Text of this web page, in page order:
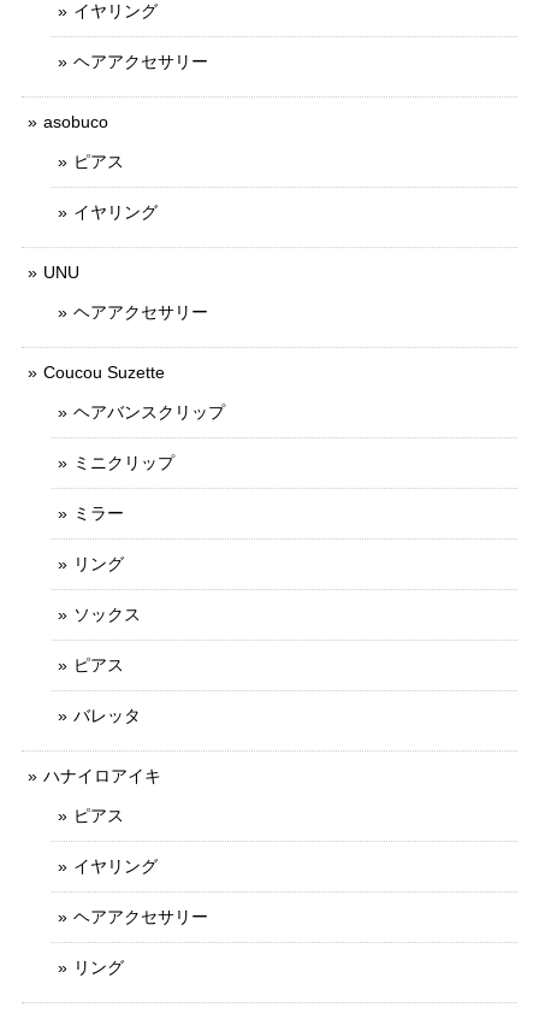
イヤリング
ヘアアクセサリー
asobuco
ピアス
イヤリング
UNU
ヘアアクセサリー
Coucou Suzette
ヘアバンスクリップ
ミニクリップ
ミラー
リング
ソックス
ピアス
バレッタ
ハナイロアイキ
ピアス
イヤリング
ヘアアクセサリー
リング